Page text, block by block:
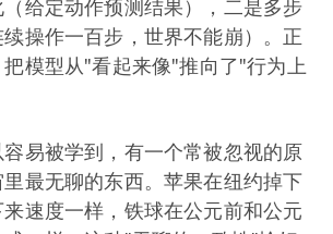
给定动作预测结果），二是多步
操作一百步，世界不能崩）。正
模型从"看起来像"推向了"行为上
易被学到，有一个常被忽视的原
最无聊的东西。苹果在纽约掉下
速度一样，铁球在公元前和公元